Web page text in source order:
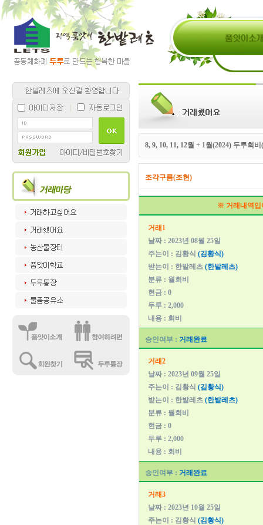
8, 9, 10, 11, 12월 + 1월(2024) 두루회
조각구름(조현)
※ 거래내역입
거래1
날짜 : 2023년 08월 25일
주는이 : 김황식 (김황식)
받는이 : 한밭레츠 (한밭레츠)
분류 : 월회비
현금 : 0
두루 : 2,000
내용 : 회비
승인여부 : 거래완료
거래2
날짜 : 2023년 09월 25일
주는이 : 김황식 (김황식)
받는이 : 한밭레츠 (한밭레츠)
분류 : 월회비
현금 : 0
두루 : 2,000
내용 : 회비
승인여부 : 거래완료
거래3
날짜 : 2023년 10월 25일
주는이 : 김황식 (김황식)